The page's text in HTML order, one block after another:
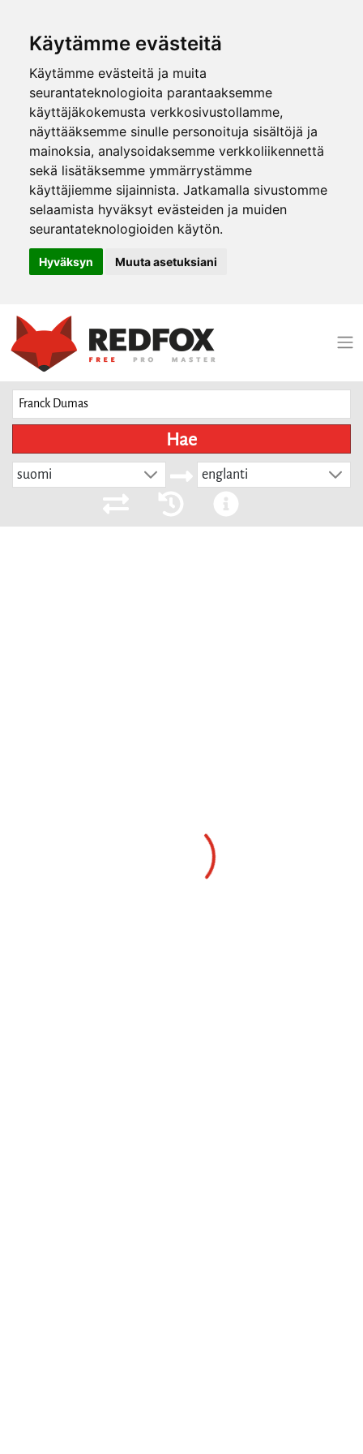
Käytämme evästeitä
Käytämme evästeitä ja muita
seurantateknologioita parantaaksemme
käyttäjäkokemusta verkkosivustollamme,
näyttääksemme sinulle personoituja sisältöjä ja
mainoksia, analysoidaksemme verkkoliikennettä
sekä lisätäksemme ymmärrystämme
käyttäjiemme sijainnista. Jatkamalla sivustomme
selaamista hyväksyt evästeiden ja muiden
seurantateknologioiden käytön.
Hyväksyn Muuta asetuksiani
Hae
suomi englanti